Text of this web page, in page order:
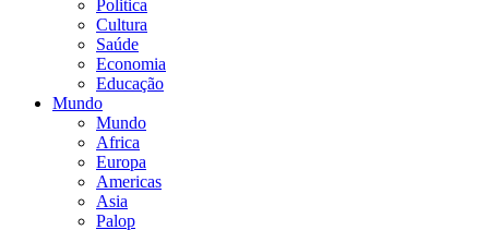
Politica
Cultura
Saúde
Economia
Educação
Mundo
Mundo
Africa
Europa
Americas
Asia
Palop